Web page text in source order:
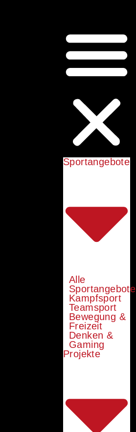
Sportangebote
Alle
Sportangebote
Kampfsport
Teamsport
Bewegung &
Freizeit
Denken &
Gaming
Projekte